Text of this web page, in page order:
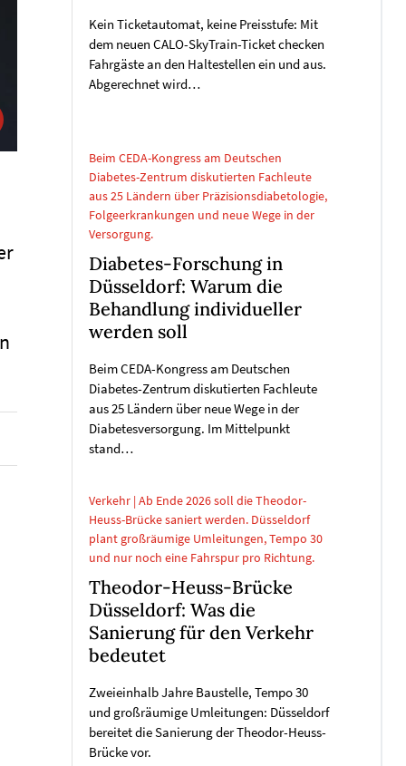
Kein Ticketautomat, keine Preisstufe: Mit
dem neuen CALO-SkyTrain-Ticket checken
Fahrgäste an den Haltestellen ein und aus.
Abgerechnet wird…
Beim CEDA-Kongress am Deutschen
Diabetes-Zentrum diskutierten Fachleute
aus 25 Ländern über Präzisionsdiabetologie,
Folgeerkrankungen und neue Wege in der
Versorgung.
Diabetes-Forschung in
Düsseldorf: Warum die
Behandlung individueller
werden soll
Beim CEDA-Kongress am Deutschen
Diabetes-Zentrum diskutierten Fachleute
aus 25 Ländern über neue Wege in der
Diabetesversorgung. Im Mittelpunkt
stand…
Verkehr | Ab Ende 2026 soll die Theodor-
Heuss-Brücke saniert werden. Düsseldorf
plant großräumige Umleitungen, Tempo 30
und nur noch eine Fahrspur pro Richtung.
Theodor-Heuss-Brücke
Düsseldorf: Was die
Sanierung für den Verkehr
bedeutet
Zweieinhalb Jahre Baustelle, Tempo 30
und großräumige Umleitungen: Düsseldorf
bereitet die Sanierung der Theodor-Heuss-
Brücke vor.